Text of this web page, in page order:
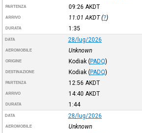
PARTENZA 09:26 AKDT
ARRIVO 11:01 AKDT(?)
DURATA 1:35
DATA 28/lug/2026
AEROMOBILE Unknown
ORIGINE Kodiak (PADQ)
DESTINAZIONE Kodiak (PADQ)
PARTENZA 12:56 AKDT
ARRIVO 14:40 AKDT
DURATA 1:44
DATA 28/lug/2026
AEROMOBILE Unknown